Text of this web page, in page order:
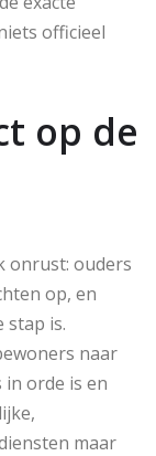
officieel
op de
onrust: ouders
op, en
stap is.
naar
orde is en
maar